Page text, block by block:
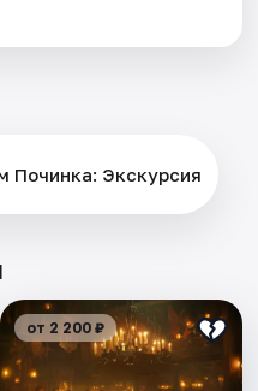
Починка: Экскурсия
от 2 200 ₽